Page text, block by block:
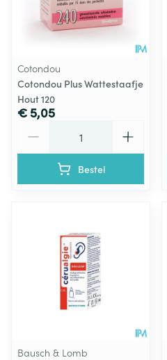
Cotondou
Cotondou Plus Wattestaafje
Hout 120
€ 5,05
Bestel
Bausch & Lomb